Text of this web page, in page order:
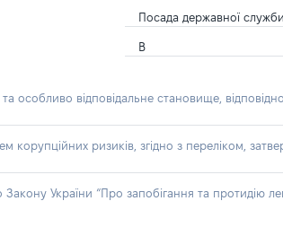
Посада державної служби
В
особливо відповідальне становище,
ризиків, згідно з переліком,
Закону України “Про запобігання та